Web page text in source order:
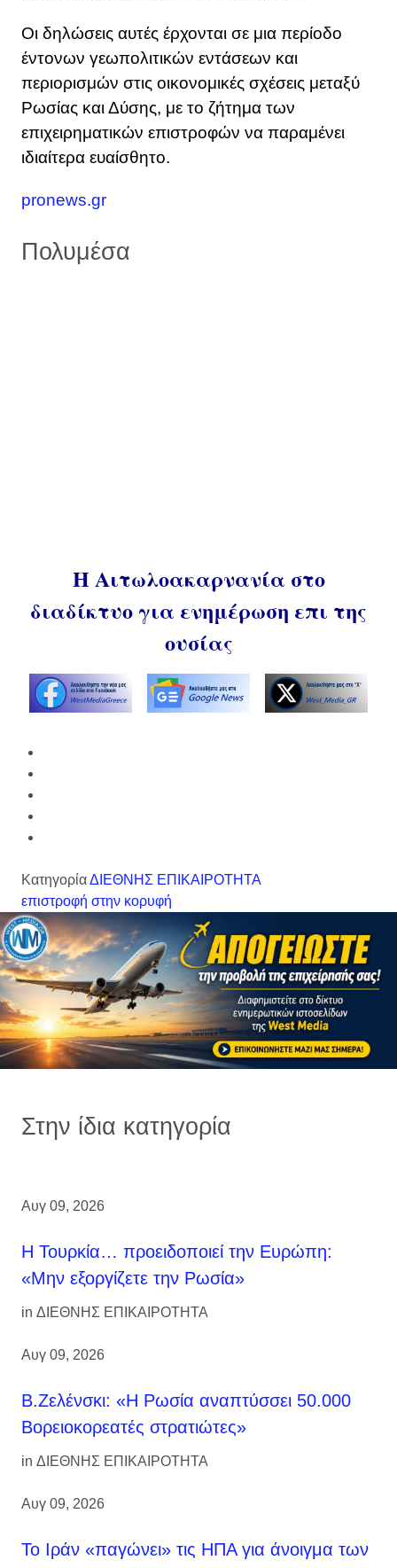
Οι δηλώσεις αυτές έρχονται σε μια περίοδο
έντονων γεωπολιτικών εντάσεων και
περιορισμών στις οικονομικές σχέσεις μεταξύ
Ρωσίας και Δύσης, με το ζήτημα των
επιχειρηματικών επιστροφών να παραμένει
ιδιαίτερα ευαίσθητο.
pronews.gr
Πολυμέσα
Η Αιτωλοακαρνανία στο
διαδίκτυο για ενημέρωση επι της
ουσίας
ΚατηγορίαΔΙΕΘΝΗΣ ΕΠΙΚΑΙΡΟΤΗΤΑ
επιστροφή στην κορυφή
Στην ίδια κατηγορία
Αυγ 09, 2026
Η Τουρκία… προειδοποιεί την Ευρώπη:
«Μην εξοργίζετε την Ρωσία»
in ΔΙΕΘΝΗΣ ΕΠΙΚΑΙΡΟΤΗΤΑ
Αυγ 09, 2026
Β.Ζελένσκι: «Η Ρωσία αναπτύσσει 50.000
Βορειοκορεατές στρατιώτες»
in ΔΙΕΘΝΗΣ ΕΠΙΚΑΙΡΟΤΗΤΑ
Αυγ 09, 2026
Το Ιράν «παγώνει» τις ΗΠΑ για άνοιγμα των